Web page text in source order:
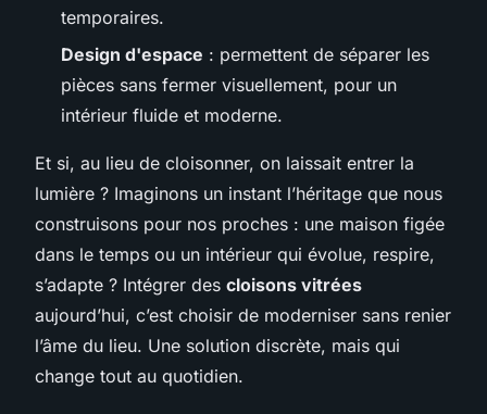
temporaires.
Design d'espace : permettent de séparer les
pièces sans fermer visuellement, pour un
intérieur fluide et moderne.
Et si, au lieu de cloisonner, on laissait entrer la
lumière ? Imaginons un instant l’héritage que nous
construisons pour nos proches : une maison figée
dans le temps ou un intérieur qui évolue, respire,
s’adapte ? Intégrer des cloisons vitrées
aujourd’hui, c’est choisir de moderniser sans renier
l’âme du lieu. Une solution discrète, mais qui
change tout au quotidien.